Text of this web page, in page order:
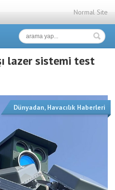
Normal Site
lazer sistemi test
Dünyadan, Havacılık Haberleri